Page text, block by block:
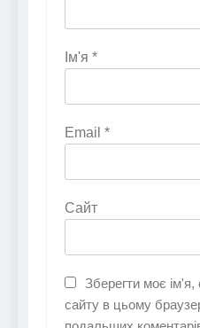
Ім'я *
Email *
Сайт
Зберегти моє
сайту в цьому